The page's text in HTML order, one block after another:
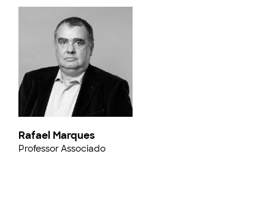
Rafael Marques
Professor Associado